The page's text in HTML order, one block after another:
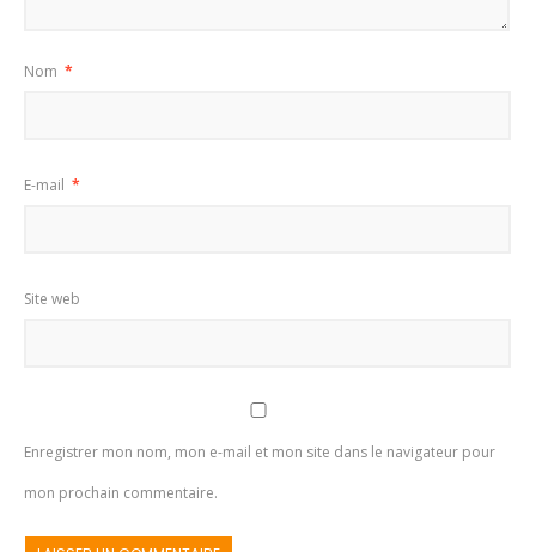
Nom *
E-mail *
Site web
Enregistrer mon nom, mon e-mail et mon site dans le navigateur pour
mon prochain commentaire.